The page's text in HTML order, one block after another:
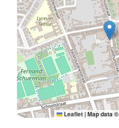
Leaflet |Map data ©